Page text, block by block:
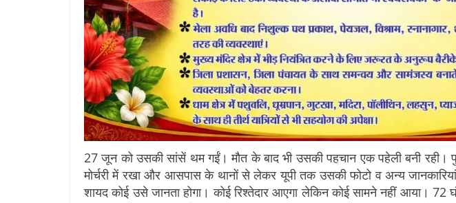
27 जून को उसकी सांसें थम गईं। मौत के बाद भी उसकी पहचान एक पहेली बनी रही।
मोर्चरी में रखा और आसपास के थानों से लेकर यूपी तक उसकी फोटो व अन्य
शायद कोई उसे जानता होगा। कोई रिश्तेदार आएगा लेकिन कोई सामने नहीं आया। 72